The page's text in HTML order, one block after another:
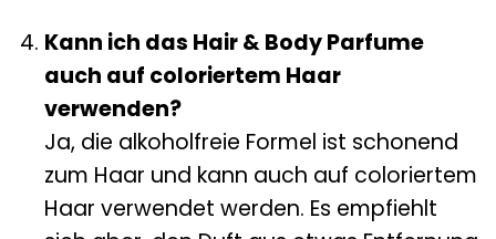
Kann ich das Hair & Body Parfume
auch auf coloriertem Haar
verwenden?
Ja, die alkoholfreie Formel ist schonend
zum Haar und kann auch auf coloriertem
Haar verwendet werden. Es empfiehlt